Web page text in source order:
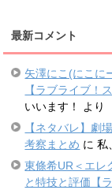
最新コメント
矢澤にこ(にこに
【ラブライブ！
いいます！
より
【ネタバレ】劇
考察まとめ に私
東條希UR＜エレ
と特技と評価【